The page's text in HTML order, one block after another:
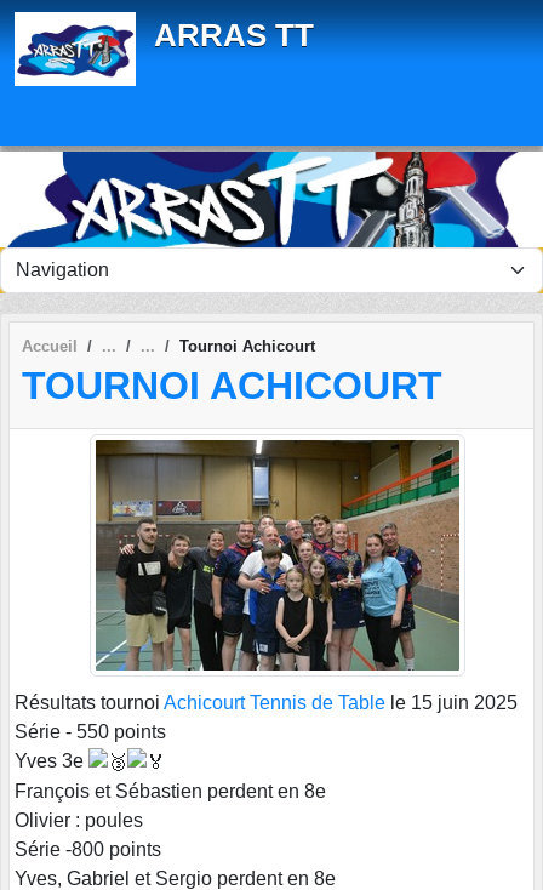
ARRAS TT
Accueil Tournoi Achicourt
TOURNOI ACHICOURT
Résultats tournoi Achicourt Tennis de Table le 15 juin 2025
Série - 550 points
Yves 3e
François et Sébastien perdent en 8e
Olivier : poules
Série -800 points
Yves, Gabriel et Sergio perdent en 8e
Panneau de gestion des cookies